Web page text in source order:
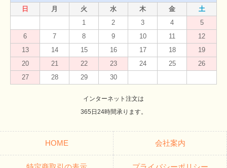
日 月 火 水 木 金
土
1
2 3 4
5
6
7 8 9 10 11
12
13
14 15 16 17 18
19
20
21 22 23 24 25
26
27
28 29 30
インターネット注文は
365日24時間承ります。
HOME 会社案内